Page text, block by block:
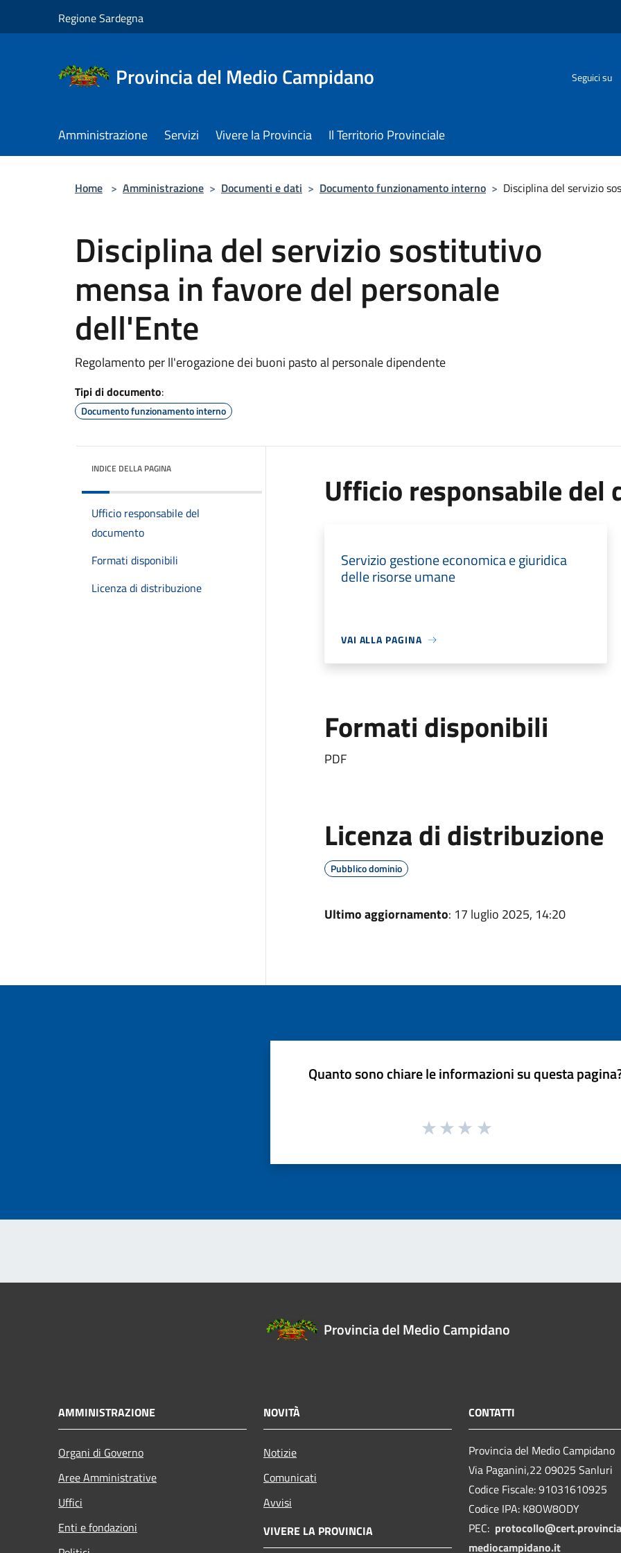
Regione Sardegna
Provincia del Medio Campidano Seguici su
Amministrazione Servizi Vivere la Provincia Il Territorio Provinciale
Home > Amministrazione > Documenti e dati > Documento funzionamento interno > Disciplina del servizio
Disciplina del servizio sostitutivo
mensa in favore del personale
dell'Ente
Regolamento per ll'erogazione dei buoni pasto al personale dipendente
Tipi di documento:
Documento funzionamento interno
INDICE DELLA PAGINA
Ufficio responsabile del
documento
Formati disponibili
Licenza di distribuzione
Ufficio responsabile del
Servizio gestione economica e giuridica
delle risorse umane
VAI ALLA PAGINA
Formati disponibili
PDF
Licenza di distribuzione
Pubblico dominio
Ultimo aggiornamento: 17 luglio 2025, 14:20
Quanto sono chiare le informazioni su questa
Provincia del Medio Campidano
AMMINISTRAZIONE
Organi di Governo
Aree Amministrative
Uffici
Enti e fondazioni
NOVITÀ
Notizie
Comunicati
Avvisi
VIVERE LA PROVINCIA
CONTATTI
Provincia del Medio Campidano
Via Paganini,22 09025 Sanluri
Codice Fiscale: 91031610925
Codice IPA: K8OW8ODY
PEC:
mediocampidano.it